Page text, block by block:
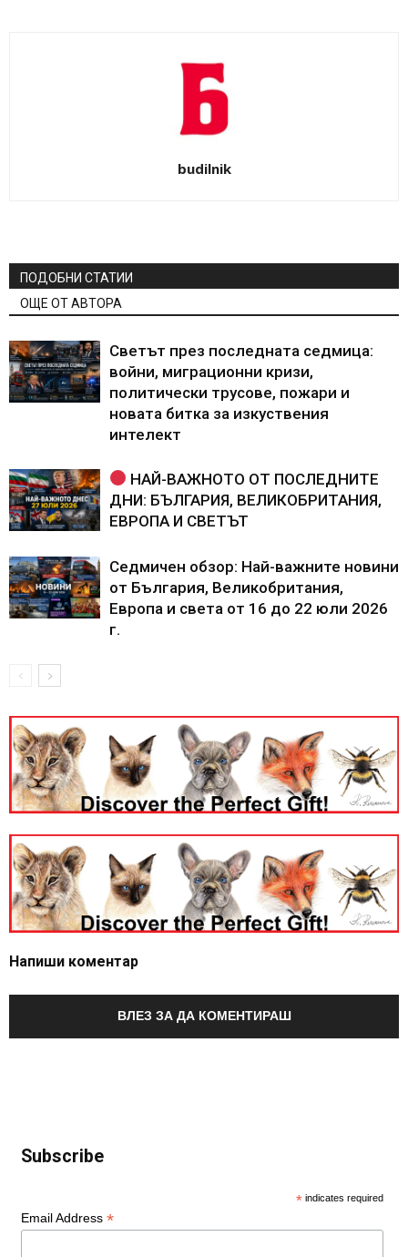
budilnik
ПОДОБНИ СТАТИИ
ОЩЕ ОТ АВТОРА
Светът през последната седмица:
войни, миграционни кризи,
политически трусове, пожари и
новата битка за изкуствения
интелект
НАЙ-ВАЖНОТО ОТ ПОСЛЕДНИТЕ
ДНИ: БЪЛГАРИЯ, ВЕЛИКОБРИТАНИЯ,
ЕВРОПА И СВЕТЪТ
Седмичен обзор: Най-важните новини
от България, Великобритания,
Европа и света от 16 до 22 юли 2026
г.
Напиши коментар
ВЛЕЗ ЗА ДА КОМЕНТИРАШ
Subscribe
* indicates required
Email Address *